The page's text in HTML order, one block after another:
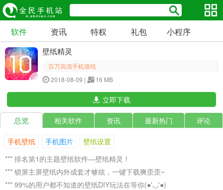
软件 资讯 特权 礼包 小程序
壁纸精灵
百万高清手机墙纸
2018-08-09 |
16 MB
立即下载
总览 相关软件 资讯 最新热门 评论
手机壁纸 手机图片
壁纸设置
*** 排名第1的主题壁纸软件—壁纸精灵！
*** 锁屏主屏壁纸内外成套才够炫，一键下载爽歪歪~
*** 99%的用户都不知道的壁纸DIY玩法在等你(●'◡'●)